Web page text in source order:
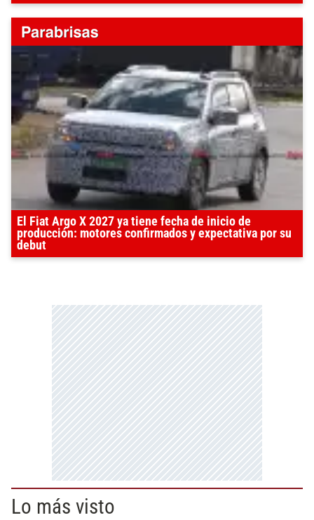
El Fiat Argo X 2027 ya tiene fecha de inicio de
producción: motores confirmados y expectativa por su
debut
Lo más visto